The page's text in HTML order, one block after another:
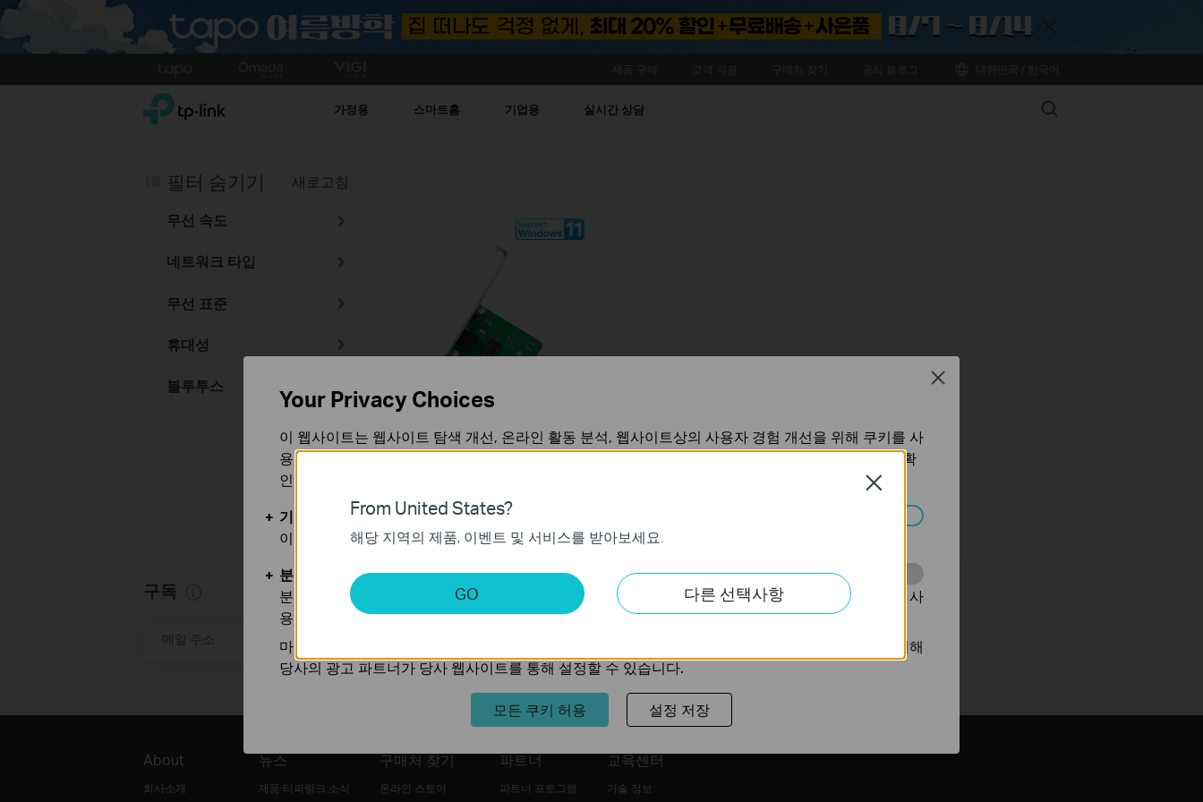
to
TP-Link, Reliably Smart 가정용 스마트홈 기업용 실시간 상담 Search
새로고침
필터 숨기기
무선 속도
네트워크 타입
무선 표준
휴대성
블루투스
TG-3468
기가비트 PCI Express 네트워크 랜카드
구독
메일 주소
팔로우 하기
About
회사소개
뉴스
제품·티피링크 소식
구매처 찾기
온라인 스토어
파트너
파트너 프로그램
교육센터
기술 정보
From United States?
해당 지역의 제품, 이벤트 및 서비스를 받아보세요.
GO 다른 선택사항
Close
Your Privacy Choices
이 웹사이트는 웹사이트 탐색 개선, 온라인 활동 분석, 웹사이트상의 사용자 경험 개선을 위해 쿠키를 사
용합니다. 귀하는 언제든지 쿠키 사용을 거부할 수 있습니다. 자세한 내용은개인정보 처리방침에서 확
인할 수 있습니다.
기본 쿠키
이 쿠키는 웹사이트가 작동하는 데 필요하며 사용자의 시스템에서 비활성화할 수 없습니다.
분석 및 마케팅 쿠키
분석 쿠키는 웹사이트의 기능을 개선하고 조정하기 위해 웹사이트에서의 사용자 활동을 분석하는 데 사
용하는 쿠키입니다.
마케팅 쿠키는 귀하의 관심사에 대한 프로필을 생성하고 다른 웹사이트에서 관련 광고를 표시하기 위해
당사의 광고 파트너가 당사 웹사이트를 통해 설정할 수 있습니다.
모든 쿠키 허용 설정 저장
Close